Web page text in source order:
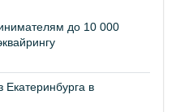
до 10 000
Екатеринбурга в